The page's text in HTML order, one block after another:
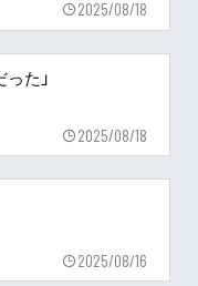
2025/08/18
た」
2025/08/18
2025/08/16